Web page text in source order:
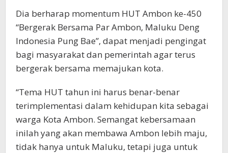
Dia berharap momentum HUT Ambon ke-450
“Bergerak Bersama Par Ambon, Maluku Deng
Indonesia Pung Bae”, dapat menjadi pengingat
bagi masyarakat dan pemerintah agar terus
bergerak bersama memajukan kota.
“Tema HUT tahun ini harus benar-benar
terimplementasi dalam kehidupan kita sebagai
warga Kota Ambon. Semangat kebersamaan
inilah yang akan membawa Ambon lebih maju,
tidak hanya untuk Maluku, tetapi juga untuk